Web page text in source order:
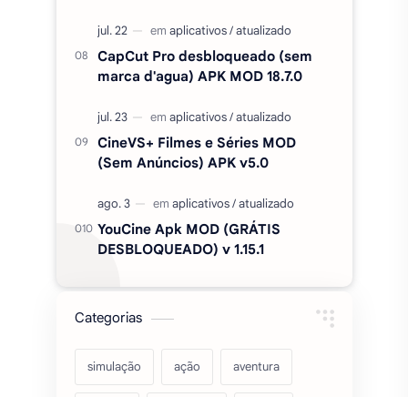
CapCut Pro desbloqueado (sem
marca d'agua) APK MOD 18.7.0
CineVS+ Filmes e Séries MOD
(Sem Anúncios) APK v5.0
YouCine Apk MOD (GRÁTIS
DESBLOQUEADO) v 1.15.1
Categorias
simulação ação aventura